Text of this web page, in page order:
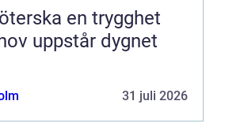
trygghet
uppstår dygnet
31 juli 2026